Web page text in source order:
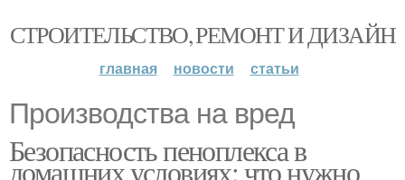
СТРОИТЕЛЬСТВО, РЕМОНТ И ДИЗАЙН
главная новости статьи
Производства на вред
Безопасность пеноплекса в
домашних условиях: что нужно